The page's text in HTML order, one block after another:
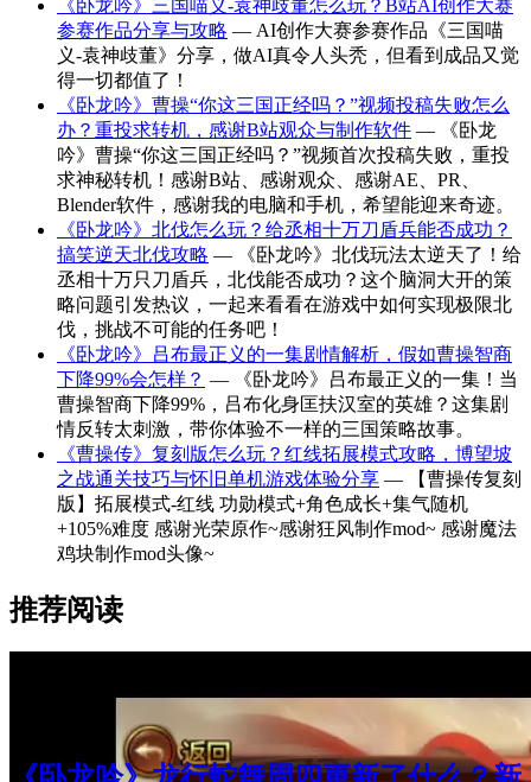
《卧龙吟》三国喵义-袁神歧董怎么玩？B站AI创作大赛
参赛作品分享与攻略 — AI创作大赛参赛作品《三国喵
义-袁神歧董》分享，做AI真令人头秃，但看到成品又觉
得一切都值了！
《卧龙吟》曹操“你这三国正经吗？”视频投稿失败怎么
办？重投求转机，感谢B站观众与制作软件 — 《卧龙
吟》曹操“你这三国正经吗？”视频首次投稿失败，重投
求神秘转机！感谢B站、感谢观众、感谢AE、PR、
Blender软件，感谢我的电脑和手机，希望能迎来奇迹。
《卧龙吟》北伐怎么玩？给丞相十万刀盾兵能否成功？
搞笑逆天北伐攻略 — 《卧龙吟》北伐玩法太逆天了！给
丞相十万只刀盾兵，北伐能否成功？这个脑洞大开的策
略问题引发热议，一起来看看在游戏中如何实现极限北
伐，挑战不可能的任务吧！
《卧龙吟》吕布最正义的一集剧情解析，假如曹操智商
下降99%会怎样？ — 《卧龙吟》吕布最正义的一集！当
曹操智商下降99%，吕布化身匡扶汉室的英雄？这集剧
情反转太刺激，带你体验不一样的三国策略故事。
《曹操传》复刻版怎么玩？红线拓展模式攻略，博望坡
之战通关技巧与怀旧单机游戏体验分享 — 【曹操传复刻
版】拓展模式-红线 功勋模式+角色成长+集气随机
+105%难度 感谢光荣原作~感谢狂风制作mod~ 感谢魔法
鸡块制作mod头像~
推荐阅读